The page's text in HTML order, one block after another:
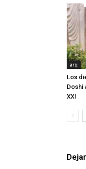
arq
Los
Doshi
XXI